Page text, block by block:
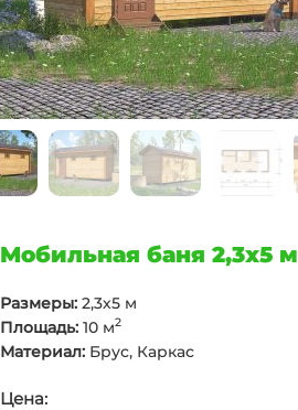
Мобильная баня 2,3х5 м
Размеры: 2,3х5 м
Площадь: 10 м2
Материал: Брус, Каркас
Цена: